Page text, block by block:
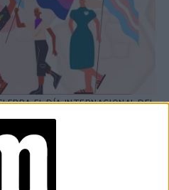
EL DÍA INTERNACIONAL DEL
en separar hombres y